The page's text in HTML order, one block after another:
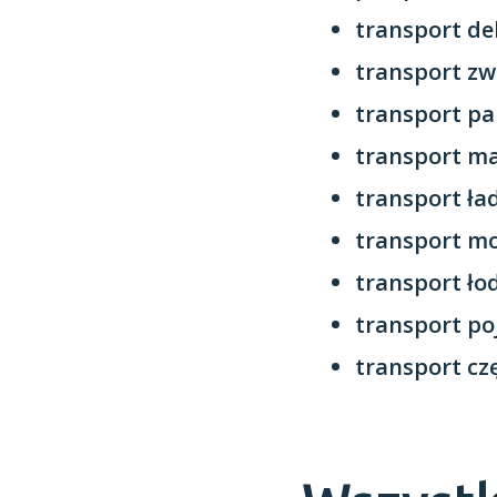
transport
transport
transport
transport
transport
transport
transport
transport
transport